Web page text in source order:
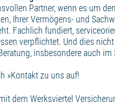
Partner, wenn es um
Ihrer Vermögens- und
Fachlich fundiert,
verpflichtet. Und dies
insbesondere auch im
»Kontaktzu uns auf!
dem Werksviertel